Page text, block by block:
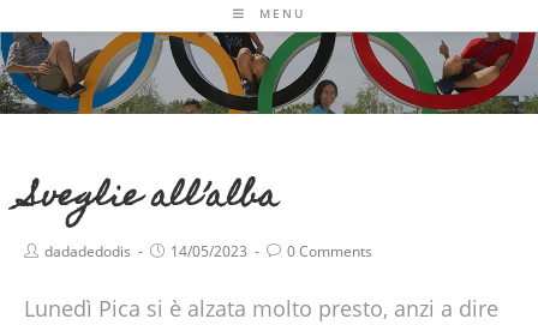
MENU
Sveglie all’alba
dadadedodis 14/05/2023 0 Comments
Lunedì Pica si è alzata molto presto, anzi a dire